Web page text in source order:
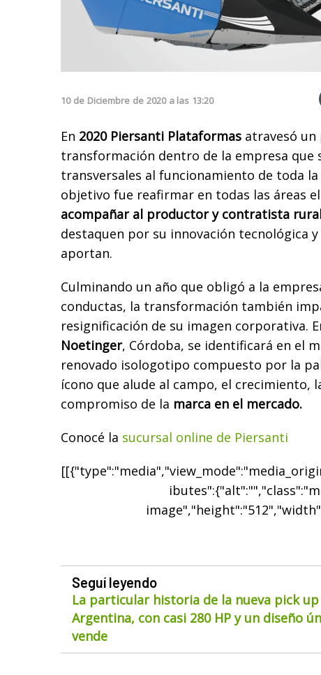
10 de Diciembre de 2020 a las 13:20
En 2020 Piersanti Plataformas atravesó un
transformación dentro de la empresa que
transversales al funcionamiento de toda la
objetivo fue reafirmar en todas las áreas
acompañar al productor y contratista
destaquen por su innovación tecnológica
aportan.
Culminando un año que obligó a la
conductas, la transformación también
resignificación de su imagen corporativa.
Noetinger, Córdoba, se identificará en el
renovado isologotipo compuesto por la
ícono que alude al campo, el crecimiento,
compromiso de la marca en el mercado.
Conocé la sucursal online de Piersanti
Seguí leyendo
La particular historia de la nueva pick up
Argentina, con casi 280 HP y un diseño
vende